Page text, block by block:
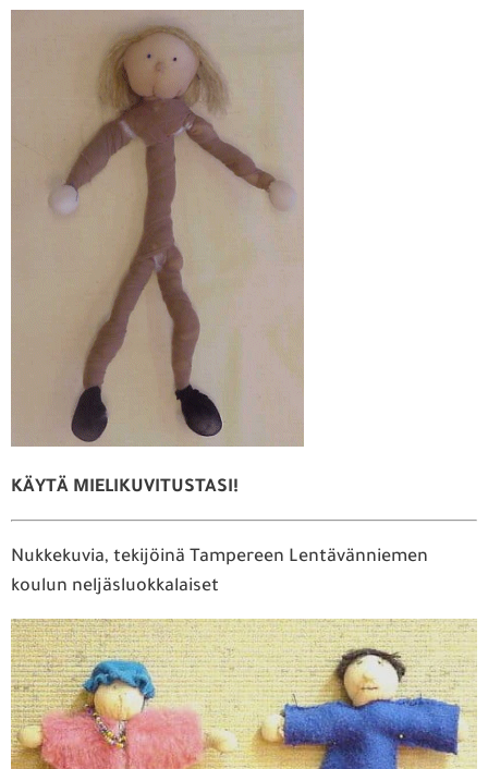
KÄYTÄ MIELIKUVITUSTASI!
Nukkekuvia, tekijöinä Tampereen Lentävänniemen
koulun neljäsluokkalaiset